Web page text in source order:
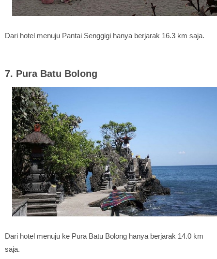
Dari hotel menuju Pantai Senggigi hanya berjarak 16.3 km saja.
7. Pura Batu Bolong
Dari hotel menuju ke Pura Batu Bolong hanya berjarak 14.0 km
saja.